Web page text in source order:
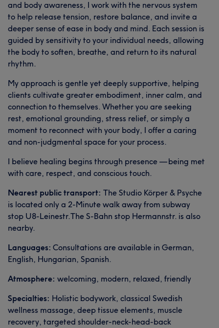
and body awareness, I work with the nervous system
to help release tension, restore balance, and invite a
deeper sense of ease in body and mind. Each session is
guided by sensitivity to your individual needs, allowing
the body to soften, breathe, and return to its natural
rhythm.
My approach is gentle yet deeply supportive, helping
clients cultivate greater embodiment, inner calm, and
connection to themselves. Whether you are seeking
rest, emotional grounding, stress relief, or simply a
moment to reconnect with your body, I offer a caring
and non-judgmental space for your process.
I believe healing begins through presence — being met
with care, respect, and conscious touch.
Nearest public transport: The Studio Körper & Psyche
is located only a 2-Minute walk away from subway
stop U8-Leinestr.The S-Bahn stop Hermannstr. is also
nearby.
Languages: Consultations are available in German,
English, Hungarian, Spanish.
Atmosphere: welcoming, modern, relaxed, friendly
Specialties: Holistic bodywork, classical Swedish
wellness massage, deep tissue elements, muscle
recovery, targeted shoulder-neck-head-back